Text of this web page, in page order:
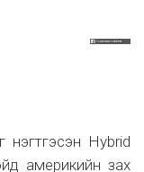
нэгтгэсэн Hybrid
америкийн зах